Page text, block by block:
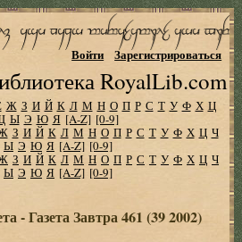
RoyalLib.com
Войти Зарегистрироваться
Ж З И Й К Л М Н О П Р С Т У Ф Х Ц
Ы Э Ю Я [A-Z] [0-9]
З И Й К Л М Н О П Р С Т У Ф Х Ц Ч
Ы Э Ю Я [A-Z] [0-9]
З И Й К Л М Н О П Р С Т У Ф Х Ц Ч
Ы Э Ю Я [A-Z] [0-9]
- Газета Завтра 461 (39 2002)